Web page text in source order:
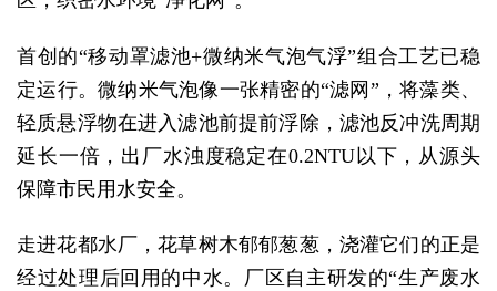
首创的“移动罩滤池+微纳米气泡气浮”组合工艺已稳
定运行。微纳米气泡像一张精密的“滤网”，将藻类、
轻质悬浮物在进入滤池前提前浮除，滤池反冲洗周期
延长一倍，出厂水浊度稳定在0.2NTU以下，从源头
保障市民用水安全。
走进花都水厂，花草树木郁郁葱葱，浇灌它们的正是
经过处理后回用的中水。厂区自主研发的“生产废水